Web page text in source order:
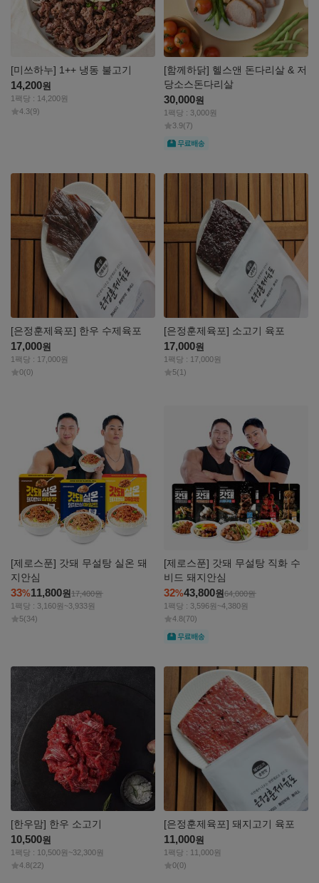
[미쓰하누] 1++ 냉동 불고기
14,200원
1팩당 : 14,200원
4.3(9)
[함께하닭] 헬스앤 돈다리살 & 저
당소스돈다리살
30,000원
1팩당 : 3,000원
3.9(7)
무료
[은정훈제육포] 한우 수제육포
17,000원
1팩당 : 17,000원
0(0)
자세히
[은정훈제육포] 소고기 육포
17,000원
1팩당 : 17,000원
5(1)
자세히
[제로스푼] 갓돼 무설탕 실온 돼
지안심
33%11,800원17,400원
1팩당 : 3,160원~3,933원
5(34)
[제로스푼] 갓돼 무설탕 직화 수
비드 돼지안심
32%43,800원64,000원
1팩당 : 3,596원~4,380원
4.8(70)
무료
[한우맘] 한우 소고기
10,500원
1팩당 : 10,500원~32,300원
4.8(22)
자세히
[은정훈제육포] 돼지고기 육포
11,000원
1팩당 : 11,000원
0(0)